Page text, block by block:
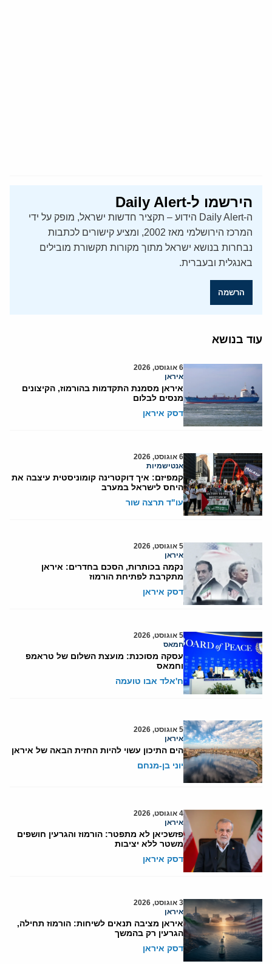
הירשמו ל-Daily Alert
ה-Daily Alert הידוע – תקציר חדשות ישראל, מופק על ידי
המרכז הירושלמי מאז 2002, ומציע קישורים לכתבות
נבחרות בנושא ישראל מתוך מקורות תקשורת מובילים
באנגלית ובעברית.
הרשמה
עוד בנושא
6 אוגוסט, 2026
איראן
איראן מסמנת התקדמות בהורמוז, הקיצונים
מנסים לבלום
דסק איראן
6 אוגוסט, 2026
אנטישמיות
קמפיזם: איך דוקטרינה קומוניסטית עיצבה את
היחס לישראל במערב
עו"ד תרצה שור
5 אוגוסט, 2026
איראן
נקמה בכותרות, הסכם בחדרים: איראן
מתקרבת לפתיחת הורמוז
דסק איראן
5 אוגוסט, 2026
חמאס
עסקה מסוכנת: מועצת השלום של טראמפ
וחמאס
ח'אלד אבו טועמה
5 אוגוסט, 2026
איראן
הים התיכון עשוי להיות החזית הבאה של איראן
יוני בן-מנחם
4 אוגוסט, 2026
איראן
פזשכיאן לא מתפטר: הורמוז והגרעין חושפים
משטר ללא יציבות
דסק איראן
3 אוגוסט, 2026
איראן
איראן מציבה תנאים לשיחות: הורמוז תחילה,
הגרעין רק בהמשך
דסק איראן